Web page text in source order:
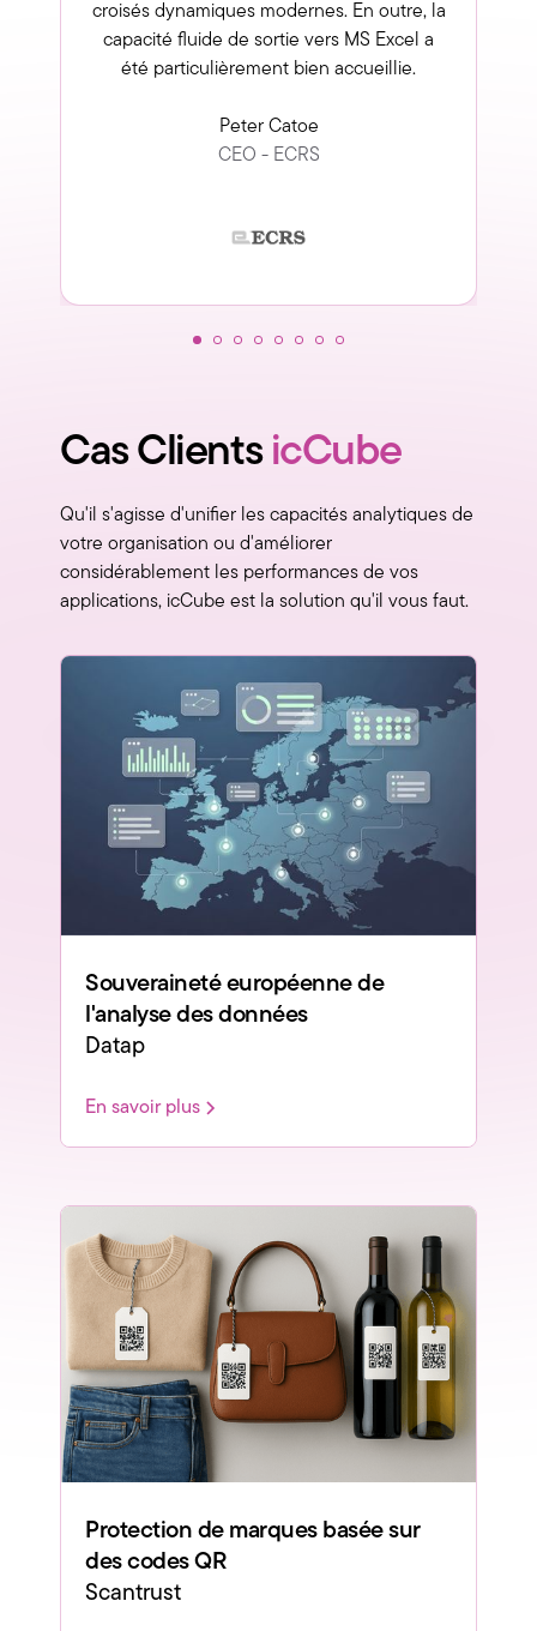
croisés dynamiques modernes. En outre, la
capacité fluide de sortie vers MS Excel a
été particulièrement bien accueillie.
Peter Catoe
CEO - ECRS
Cas Clients icCube
Qu'il s'agisse d'unifier les capacités analytiques de
votre organisation ou d'améliorer
considérablement les performances de vos
applications, icCube est la solution qu'il vous faut.
Souveraineté européenne de
l'analyse des données
Datap
En savoir plus
Protection de marques basée sur
des codes QR
Scantrust